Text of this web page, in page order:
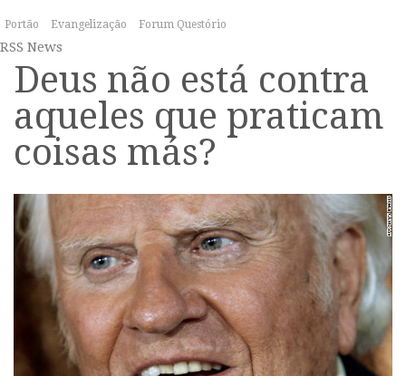
Portão Evangelização Forum Questório
RSS News
Deus não está contra
aqueles que praticam
coisas más?